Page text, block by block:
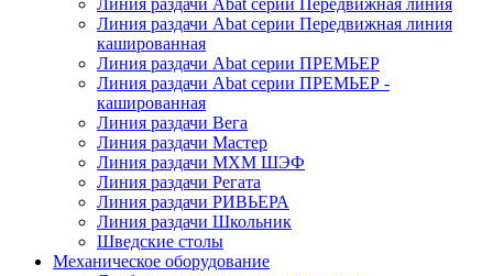
Линия раздачи Abat серии Передвижная линия
Линия раздачи Abat серии Передвижная линия
кашированная
Линия раздачи Abat серии ПРЕМЬЕР
Линия раздачи Abat серии ПРЕМЬЕР -
кашированная
Линия раздачи Вега
Линия раздачи Мастер
Линия раздачи МХМ ШЭФ
Линия раздачи Регата
Линия раздачи РИВЬЕРА
Линия раздачи Школьник
Шведские столы
Механическое оборудование